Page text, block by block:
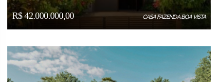
R$ 42.000.000,00 CASA FAZENDA BOA VISTA